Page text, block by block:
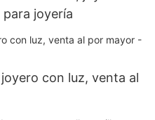
joyería
con luz, venta al